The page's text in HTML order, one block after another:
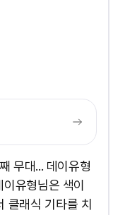
무대... 데이유형
유형님은 색이
클래식 기타를 치